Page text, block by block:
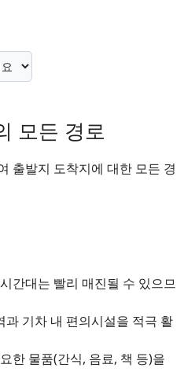
모든 경로
출발지 도착지에 대한 모든 경
간대는 빨리 매진될 수 있으므
과 기차 내 편의시설을 적극 활
한 물품(간식, 음료, 책 등)을